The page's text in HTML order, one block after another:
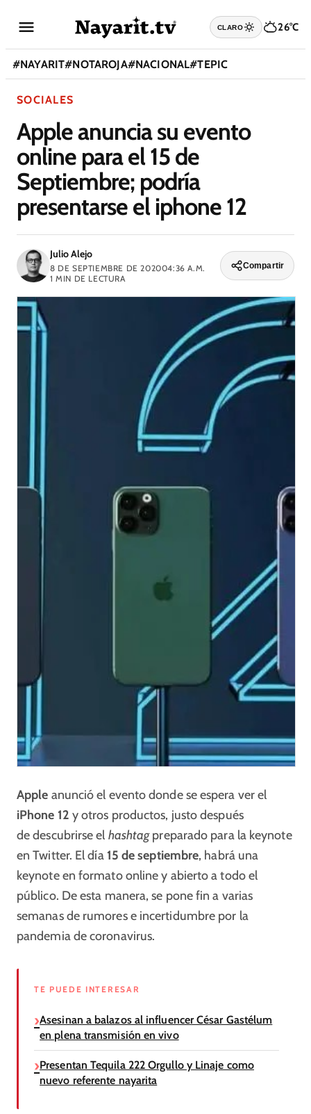
CLARO 26°C
#NAYARIT#NOTAROJA#NACIONAL#TEPIC
SOCIALES
Apple anuncia su evento
online para el 15 de
Septiembre; podría
presentarse el iphone 12
Julio Alejo
8 DE SEPTIEMBRE DE 202004:36 A.M.
1 MIN DE LECTURA
Compartir
Apple anunció el evento donde se espera ver el
iPhone 12 y otros productos, justo después
de descubrirse el hashtagpreparado para la keynote
en Twitter. El día 15 de septiembre, habrá una
keynote en formato online y abierto a todo el
público. De esta manera, se pone fin a varias
semanas de rumores e incertidumbre por la
pandemia de coronavirus.
TE PUEDE INTERESAR
Asesinan a balazos al influencer César Gastélum
en plena transmisión en vivo
Presentan Tequila 222 Orgullo y Linaje como
nuevo referente nayarita